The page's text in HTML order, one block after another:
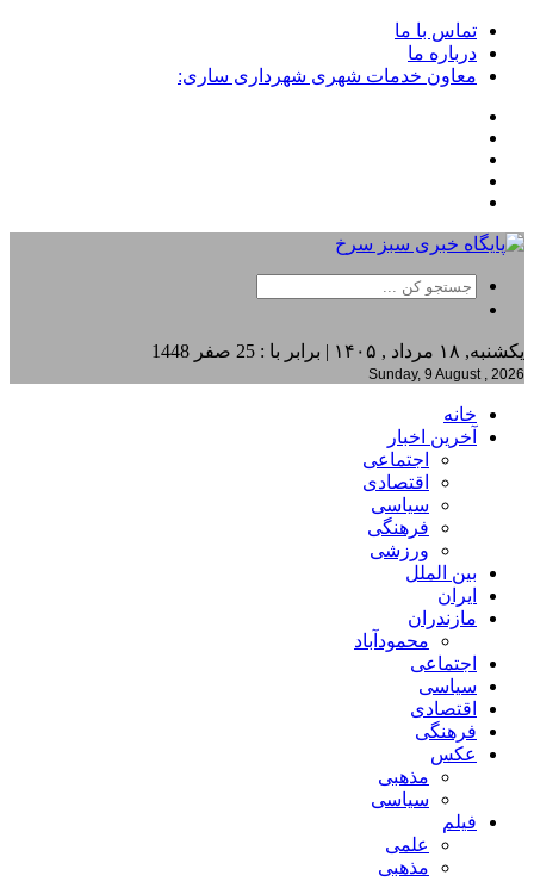
تماس با ما
درباره ما
معاون خدمات شهری شهرداری ساری:
یکشنبه, ۱۸ مرداد , ۱۴۰۵ | برابر با : 25 صفر 1448
Sunday, 9 August , 2026
خانه
آخرین اخبار
اجتماعی
اقتصادی
سیاسی
فرهنگی
ورزشی
بین الملل
ایران
مازندران
محمودآباد
اجتماعی
سیاسی
اقتصادی
فرهنگی
عکس
مذهبی
سیاسی
فیلم
علمی
مذهبی